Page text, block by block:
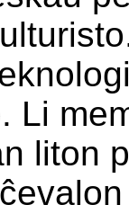
Li
liton